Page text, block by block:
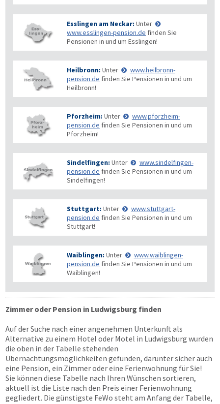
Esslingen am Neckar: Unter
www.esslingen-pension.de finden Sie
Pensionen in und um Esslingen!
Heilbronn: Unter
www.heilbronn-
pension.de finden Sie Pensionen in und um
Heilbronn!
Pforzheim: Unter
www.pforzheim-
pension.de finden Sie Pensionen in und um
Pforzheim!
Sindelfingen: Unter
www.sindelfingen-
pension.de finden Sie Pensionen in und um
Sindelfingen!
Stuttgart: Unter
www.stuttgart-
pension.de finden Sie Pensionen in und um
Stuttgart!
Waiblingen: Unter
www.waiblingen-
pension.de finden Sie Pensionen in und um
Waiblingen!
Zimmer oder Pension in Ludwigsburg finden
Auf der Suche nach einer angenehmen Unterkunft als
Alternative zu einem Hotel oder Motel in Ludwigsburg wurden
die oben in der Tabelle stehenden
Übernachtungsmöglichkeiten gefunden, darunter sicher auch
eine Pension, ein Zimmer oder eine Ferienwohnung für Sie!
Sie können diese Tabelle nach Ihren Wünschen sortieren,
aktuell ist die Liste nach den Preis einer Ferienwohnung
gegliedert. Die günstigste FeWo steht am Anfang der Tabelle,